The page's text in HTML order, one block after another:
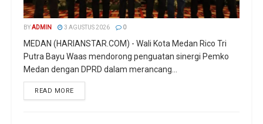
BYADMIN 3 AGUSTUS 2026 0
MEDAN (HARIANSTAR.COM) - Wali Kota Medan Rico Tri
Putra Bayu Waas mendorong penguatan sinergi Pemko
Medan dengan DPRD dalam merancang...
READ MORE